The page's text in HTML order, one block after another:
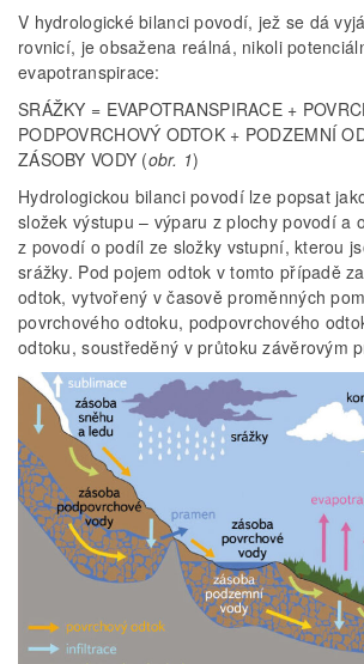
V hydrologické bilanci povodí, jež se dá
rovnicí, je obsažena reálná, nikoli
evapotranspirace:
SRÁŽKY = EVAPOTRANSPIRACE +
PODPOVRCHOVÝ ODTOK + PODZEMNÍ
ZÁSOBY VODY (obr. 1)
Hydrologickou bilanci povodí lze popsat
složek výstupu – výparu z plochy povodí a
z povodí o podíl ze složky vstupní, kterou
srážky. Pod pojem odtok v tomto případě
odtok, vytvořený v časově proměnných
povrchového odtoku, podpovrchového
odtoku, soustředěný v průtoku závěrovým